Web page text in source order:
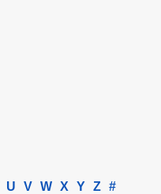
U V W X Y Z #